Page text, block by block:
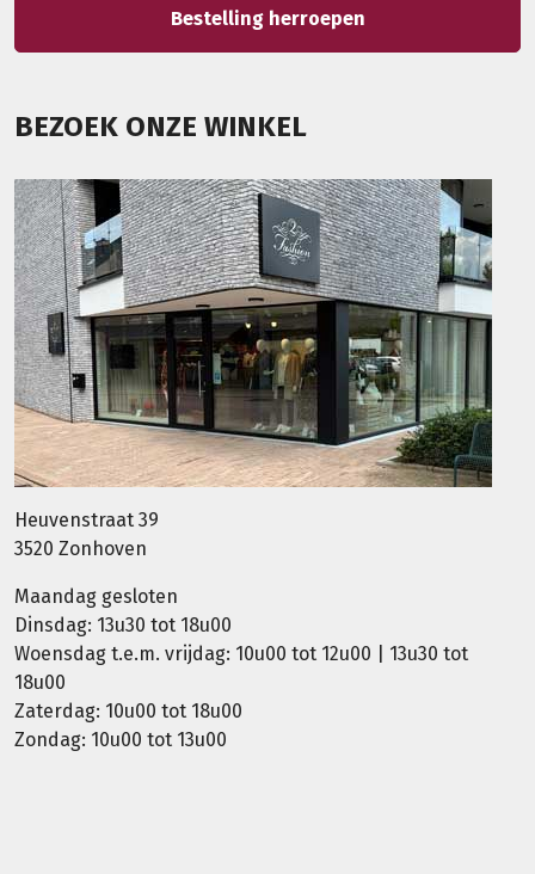
Bestelling herroepen
BEZOEK ONZE WINKEL
Heuvenstraat 39
3520 Zonhoven
Maandag gesloten
Dinsdag: 13u30 tot 18u00
Woensdag t.e.m. vrijdag: 10u00 tot 12u00 | 13u30 tot
18u00
Zaterdag: 10u00 tot 18u00
Zondag: 10u00 tot 13u00